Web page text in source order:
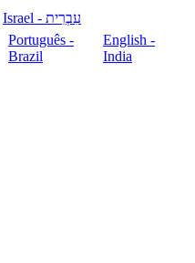
עִבְרִית - Israel
Português -
Brazil
English -
India